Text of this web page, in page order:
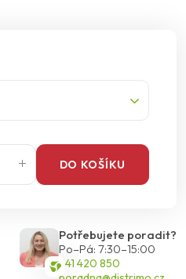
DO KOŠÍKU
Potřebujete poradit?
Po–Pá: 7:30–15:00
541 420 850